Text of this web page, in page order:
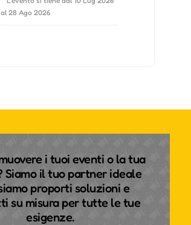
al 28 Ago 2026
i tuoi eventi o la tua
il tuo partner ideale
proporti soluzioni e
su misura per tutte le tue
esigenze.